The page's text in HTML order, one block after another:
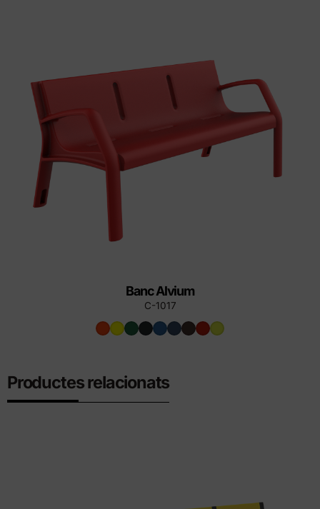
Banc Alvium
C-1017
Productes relacionats